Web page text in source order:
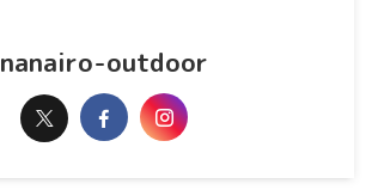
nanairo-outdoor